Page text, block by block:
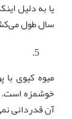
یا به دلیل
سال طول
میوه کیوی
خوشمزه است.
آن قدردانی